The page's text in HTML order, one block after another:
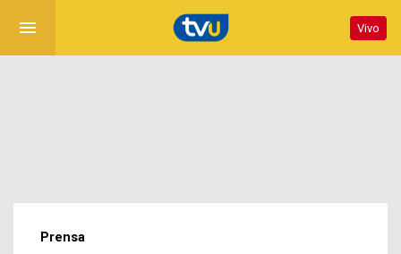
menu Vivo
Prensa